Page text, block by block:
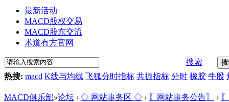
最新活动
MACD股权交易
MACD股东交流
术道有方官网
搜索
热搜: macd K线与均线 飞狐分时指标 共振指标 分时 橡胶 牛股
MACD俱乐部»论坛 › ◇ 网站事务区 ◇ › 〖网站事务公告〗 ›